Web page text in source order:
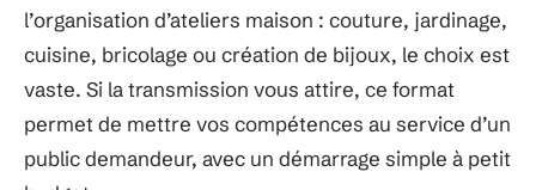
l’organisation d’ateliers maison : couture, jardinage,
cuisine, bricolage ou création de bijoux, le choix est
vaste. Si la transmission vous attire, ce format
permet de mettre vos compétences au service d’un
public demandeur, avec un démarrage simple à petit